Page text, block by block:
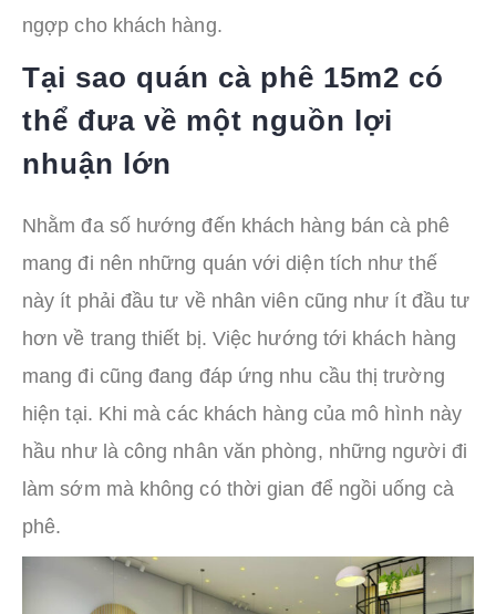
ngợp cho khách hàng.
Tại sao quán cà phê 15m2 có
thể đưa về một nguồn lợi
nhuận lớn
Nhằm đa số hướng đến khách hàng bán cà phê
mang đi nên những quán với diện tích như thế
này ít phải đầu tư về nhân viên cũng như ít đầu tư
hơn về trang thiết bị. Việc hướng tới khách hàng
mang đi cũng đang đáp ứng nhu cầu thị trường
hiện tại. Khi mà các khách hàng của mô hình này
hầu như là công nhân văn phòng, những người đi
làm sớm mà không có thời gian để ngồi uống cà
phê.